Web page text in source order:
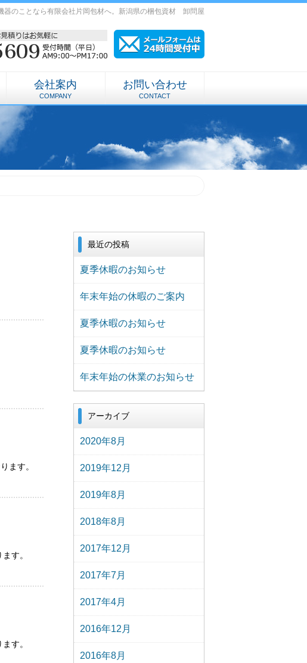
器のことなら有限会社片岡包材へ。新潟県の梱包資材 卸問屋
会社案内
COMPANY
お問い合わせ
CONTACT
ます。
ます。
ます。
最近の投稿
夏季休暇のお知らせ
年末年始の休暇のご案内
夏季休暇のお知らせ
夏季休暇のお知らせ
年末年始の休業のお知らせ
アーカイブ
2020年8月
2019年12月
2019年8月
2018年8月
2017年12月
2017年7月
2017年4月
2016年12月
2016年8月